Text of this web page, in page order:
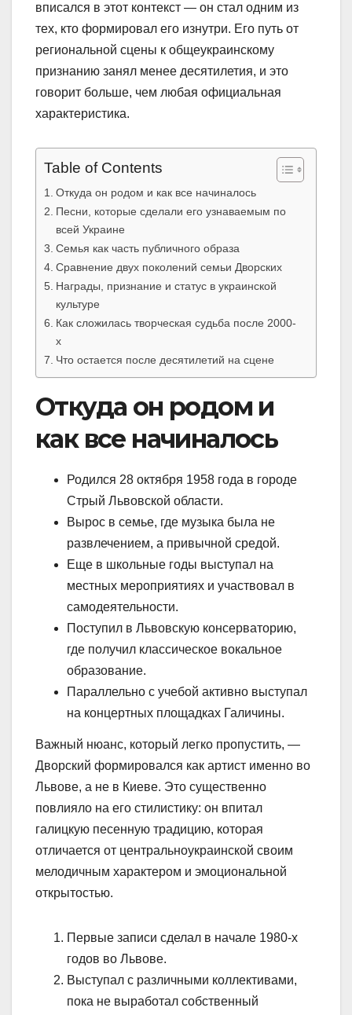
вписался в этот контекст — он стал одним из
тех, кто формировал его изнутри. Его путь от
региональной сцены к общеукраинскому
признанию занял менее десятилетия, и это
говорит больше, чем любая официальная
характеристика.
Table of Contents
Откуда он родом и как все начиналось
Песни, которые сделали его узнаваемым по
всей Украине
Семья как часть публичного образа
Сравнение двух поколений семьи Дворских
Награды, признание и статус в украинской
культуре
Как сложилась творческая судьба после 2000-
х
Что остается после десятилетий на сцене
Откуда он родом и
как все начиналось
Родился 28 октября 1958 года в городе
Стрый Львовской области.
Вырос в семье, где музыка была не
развлечением, а привычной средой.
Еще в школьные годы выступал на
местных мероприятиях и участвовал в
самодеятельности.
Поступил в Львовскую консерваторию,
где получил классическое вокальное
образование.
Параллельно с учебой активно выступал
на концертных площадках Галичины.
Важный нюанс, который легко пропустить, —
Дворский формировался как артист именно во
Львове, а не в Киеве. Это существенно
повлияло на его стилистику: он впитал
галицкую песенную традицию, которая
отличается от центральноукраинской своим
мелодичным характером и эмоциональной
открытостью.
Первые записи сделал в начале 1980-х
годов во Львове.
Выступал с различными коллективами,
пока не выработал собственный